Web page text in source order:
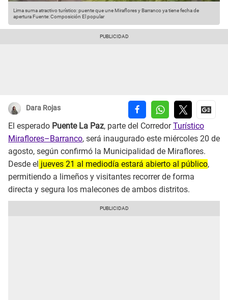
Lima suma atractivo turístico: puente que une Miraflores y Barranco ya tiene fecha de
aperturaFuente: Composición El popular
Dara Rojas
El esperado Puente La Paz, parte del CorredorTurístico
Miraflores–Barranco, será inaugurado este miércoles 20 de
agosto, según confirmó la Municipalidad de Miraflores.
Desde el jueves 21 al mediodía estará abierto al público,
permitiendo a limeños y visitantes recorrer de forma
directa y segura los malecones de ambos distritos.